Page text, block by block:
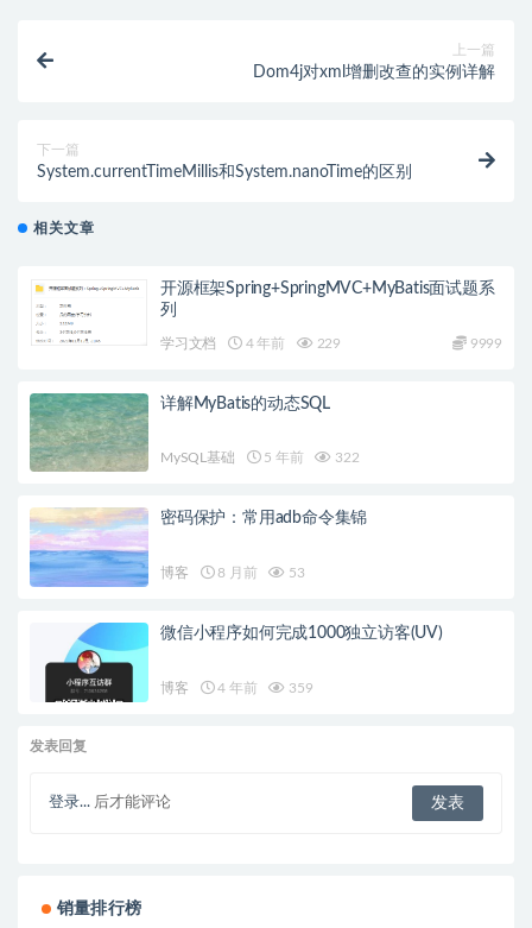
上一篇
Dom4j对xml增删改查的实例详解
下一篇
System.currentTimeMillis和System.nanoTime的区别
相关文章
开源框架Spring+SpringMVC+MyBatis面试题系
列
学习文档 4 年前 229 9999
详解MyBatis的动态SQL
MySQL基础 5 年前 322
密码保护：常用adb命令集锦
博客 8 月前 53
微信小程序如何完成1000独立访客(UV)
博客 4 年前 359
发表回复
登录... 后才能评论
销量排行榜